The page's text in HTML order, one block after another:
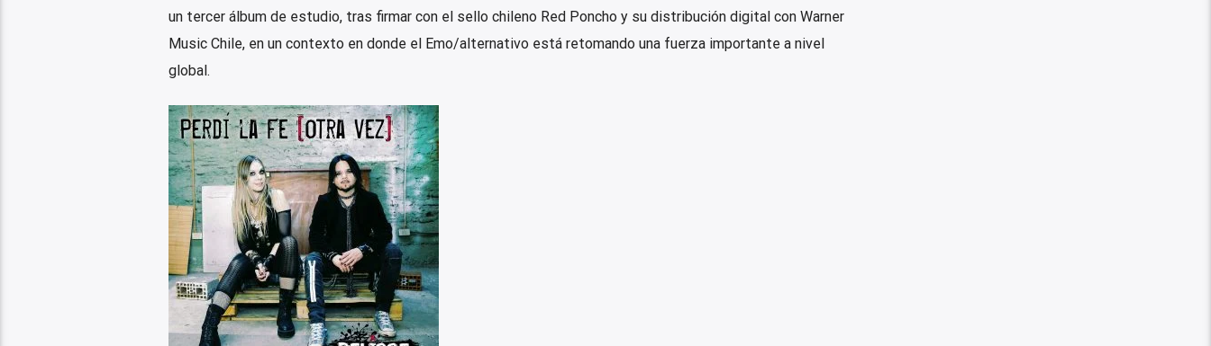
un tercer álbum de estudio, tras firmar con el sello chileno Red Poncho y su distribución digital con Warner
Music Chile, en un contexto en donde el Emo/alternativo está retomando una fuerza importante a nivel
global.